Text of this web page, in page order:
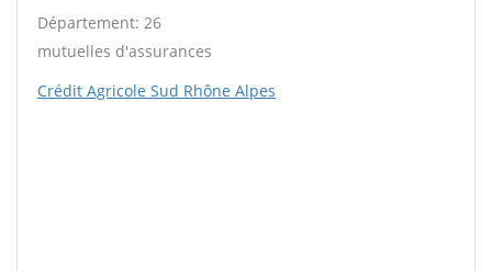
Département: 26
mutuelles d'assurances
Crédit Agricole Sud Rhône Alpes